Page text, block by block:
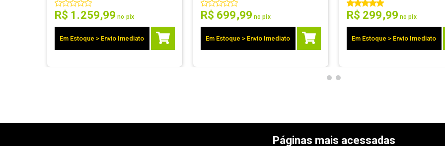
R$ 1 .259,99 no pix
Em Estoque > Envio Imediato
R$ 699,99 no pix
Em Estoque > Envio Imediato
R$ 299,99 no pix
Em Estoque > Envio Imediato
Páginas mais acessadas